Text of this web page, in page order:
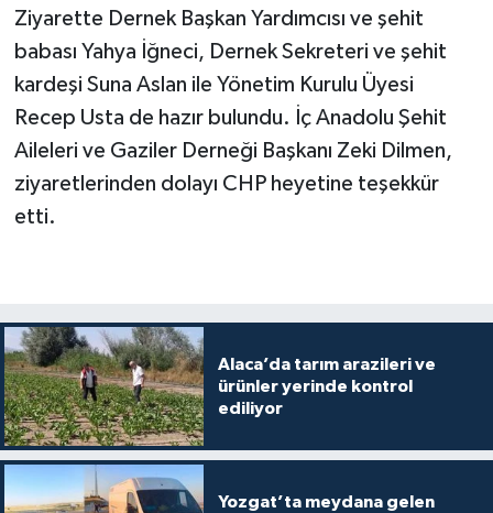
Ziyarette Dernek Başkan Yardımcısı ve şehit
babası Yahya İğneci, Dernek Sekreteri ve şehit
kardeşi Suna Aslan ile Yönetim Kurulu Üyesi
Recep Usta de hazır bulundu. İç Anadolu Şehit
Aileleri ve Gaziler Derneği Başkanı Zeki Dilmen,
ziyaretlerinden dolayı CHP heyetine teşekkür
etti.
Alaca’da tarım arazileri ve
ürünler yerinde kontrol
ediliyor
Yozgat’ta meydana gelen